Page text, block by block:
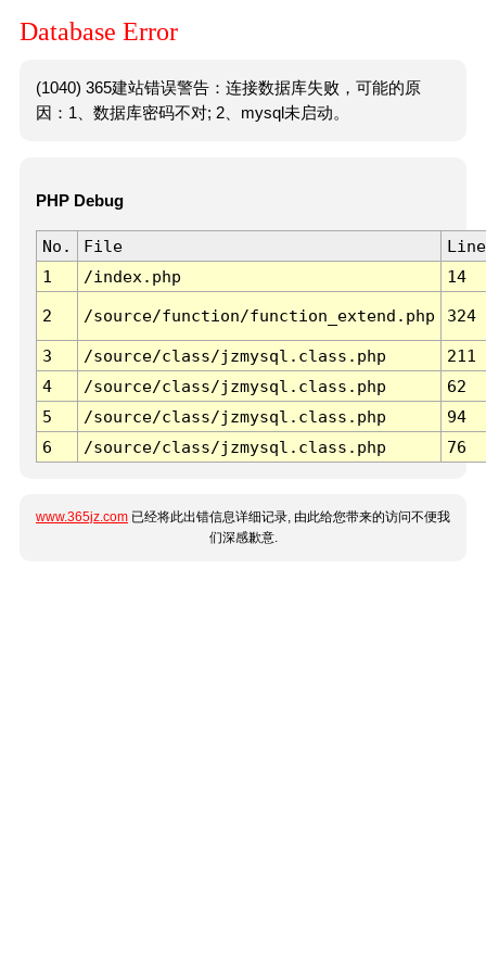
Database Error
(1040) 365建站错误警告：连接数据库失败，可能的原
因：1、数据库密码不对; 2、mysql未启动。
PHP Debug
No. File
Line
1
/index.php 14
2 /source/function/function_extend.php 324
3 /source/class/jzmysql.class.php
211
4
/source/class/jzmysql.class.php
62
5
/source/class/jzmysql.class.php
94
6
/source/class/jzmysql.class.php 76
www.365jz.com 已经将此出错信息详细记录, 由此给您带来的访问不便我
们深感歉意.